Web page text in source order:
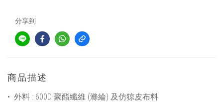
分享到
商品描述
• 外料 : 600D 聚酯纖維 (滌綸) 及仿猄皮布料